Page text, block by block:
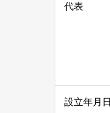
代表
設立年月日